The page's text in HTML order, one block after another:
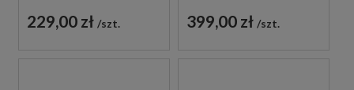
229,00 zł szt. 399,00 zł szt.